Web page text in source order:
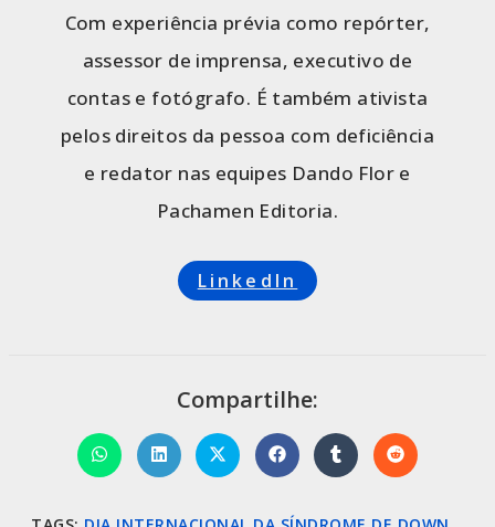
Com experiência prévia como repórter,
assessor de imprensa, executivo de
contas e fotógrafo. É também ativista
pelos direitos da pessoa com deficiência
e redator nas equipes Dando Flor e
Pachamen Editoria.
LinkedIn
Compartilhe: